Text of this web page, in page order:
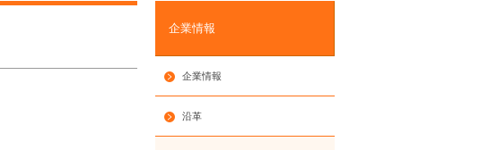
企業情報
企業情報
沿革